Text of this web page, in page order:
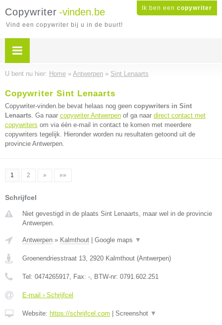
Ik ben een copywriter
Copywriter -vinden.be
Vind een copywriter bij u in de buurt!
U bent nu hier: Home » Antwerpen » Sint Lenaarts
Copywriter Sint Lenaarts
Copywriter-vinden.be bevat helaas nog geen copywriters in Sint
Lenaarts. Ga naar copywriter Antwerpen of ga naar direct contact met
copywriters om via één e-mail in contact te komen met meerdere
copywriters tegelijk. Hieronder worden nu resultaten getoond uit de
provincie Antwerpen.
1 2 » »»
Schrijfcel
Niet gevestigd in de plaats Sint Lenaarts, maar wel in de provincie
Antwerpen.
Antwerpen » Kalmthout Google maps ▼
Groenendriesstraat 13, 2920 Kalmthout (Antwerpen)
Tel: 0474265917, Fax: -, BTW-nr: 0791.602.251
E-mail › Schrijfcel
Website: https://schrijfcel.com Screenshot ▼